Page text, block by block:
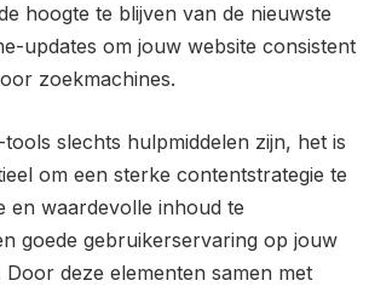
hoogte te blijven van de nieuwste
updates om jouw website consistent
zoekmachines.
slechts hulpmiddelen zijn, het is
om een ​​sterke contentstrategie te
en waardevolle inhoud te
goede gebruikerservaring op jouw
Door deze elementen samen met